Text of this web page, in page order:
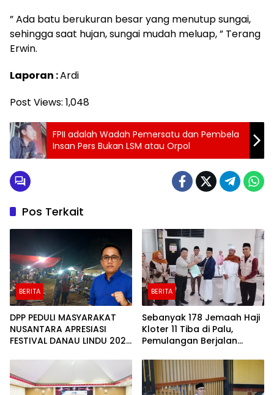
” Ada batu berukuran besar yang menutup sungai,
sehingga saat hujan, sungai mudah meluap, ” Terang
Erwin.
Laporan :Ardi
Post Views: 1,048
FPII adalah Wadah Pemersatu dan Pembela
Insan Pers Bukan LSM atau Orpol
Pos Terkait
BERITA
DPP PEDULI MASYARAKAT
NUSANTARA APRESIASI
FESTIVAL DANAU LINDU 2026
DAN EKONOMI KERAKYATAN
BERITA
Sebanyak 178 Jemaah Haji
Kloter 11 Tiba di Palu,
Pemulangan Berjalan